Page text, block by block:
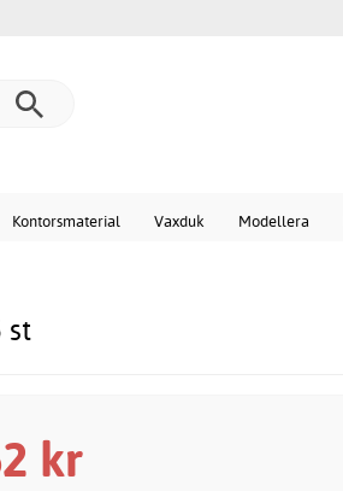
Kontorsmaterial Vaxduk Modellera
st
kr